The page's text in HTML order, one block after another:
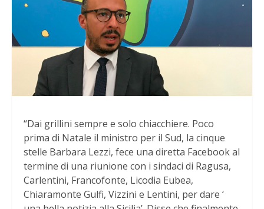
“Dai grillini sempre e solo chiacchiere. Poco
prima di Natale il ministro per il Sud, la cinque
stelle Barbara Lezzi, fece una diretta Facebook al
termine di una riunione con i sindaci di Ragusa,
Carlentini, Francofonte, Licodia Eubea,
Chiaramonte Gulfi, Vizzini e Lentini, per dare ‘